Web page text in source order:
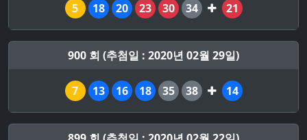
5 18 20 23 30 34 21
900 회 (추첨일 : 2020년 02월 29일)
7 13 16 18 35 38 14